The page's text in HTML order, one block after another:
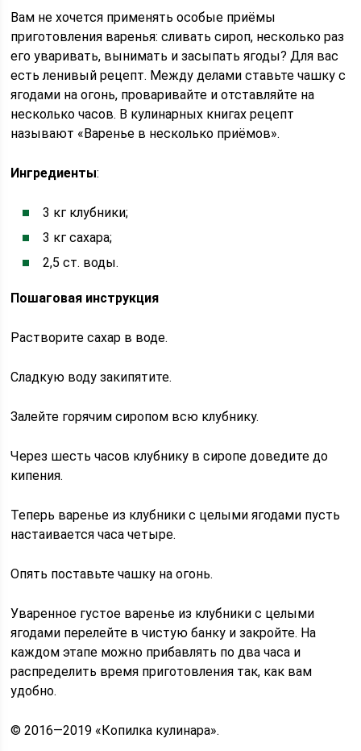
Вам не хочется применять особые приёмы
приготовления варенья: сливать сироп, несколько раз
его уваривать, вынимать и засыпать ягоды? Для вас
есть ленивый рецепт. Между делами ставьте чашку с
ягодами на огонь, проваривайте и отставляйте на
несколько часов. В кулинарных книгах рецепт
называют «Варенье в несколько приёмов».
Ингредиенты:
3 кг клубники;
3 кг сахара;
2,5 ст. воды.
Пошаговая инструкция
Растворите сахар в воде.
Сладкую воду закипятите.
Залейте горячим сиропом всю клубнику.
Через шесть часов клубнику в сиропе доведите до
кипения.
Теперь варенье из клубники с целыми ягодами пусть
настаивается часа четыре.
Опять поставьте чашку на огонь.
Уваренное густое варенье из клубники с целыми
ягодами перелейте в чистую банку и закройте. На
каждом этапе можно прибавлять по два часа и
распределить время приготовления так, как вам
удобно.
© 2016—2019 «Копилка кулинара».